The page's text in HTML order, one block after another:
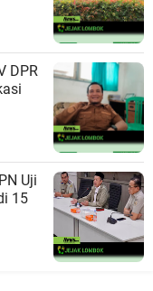
DPR
Uji
15